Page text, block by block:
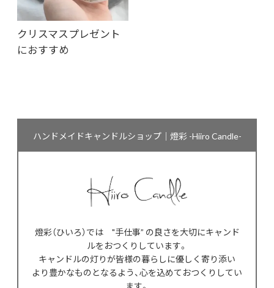
クリスマスプレゼント
におすすめ
ハンドメイドキャンドルショップ｜燈彩 -Hiiro Candle-
燈彩（ひいろ）では "手仕事” の良さを大切にキャンド
ルをおつくりしています。
キャンドルの灯りが皆様の暮らしに優しく寄り添い
より豊かなものとなるよう、心を込めておつくりしてい
ます。